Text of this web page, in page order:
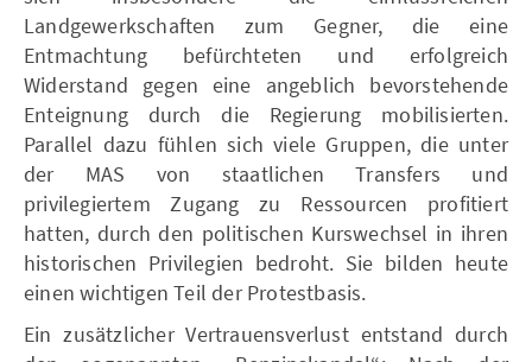
Landgewerkschaften zum Gegner, die eine
Entmachtung befürchteten und erfolgreich
Widerstand gegen eine angeblich bevorstehende
Enteignung durch die Regierung mobilisierten.
Parallel dazu fühlen sich viele Gruppen, die unter
der MAS von staatlichen Transfers und
privilegiertem Zugang zu Ressourcen profitiert
hatten, durch den politischen Kurswechsel in ihren
historischen Privilegien bedroht. Sie bilden heute
einen wichtigen Teil der Protestbasis.
Ein zusätzlicher Vertrauensverlust entstand durch